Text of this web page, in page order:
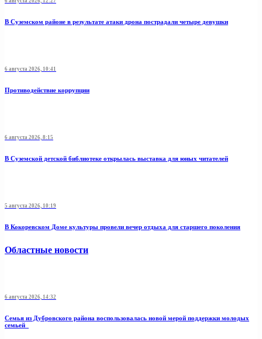
В Суземском районе в результате атаки дрона пострадали четыре девушки
6 августа 2026, 10:41
Противодействие коррупции
6 августа 2026, 8:15
В Суземской детской библиотеке открылась выставка для юных читателей
5 августа 2026, 10:19
В Кокоревском Доме культуры провели вечер отдыха для старшего поколения
Областные новости
6 августа 2026, 14:32
Семья из Дубровского района воспользовалась новой мерой поддержки молодых
семьей